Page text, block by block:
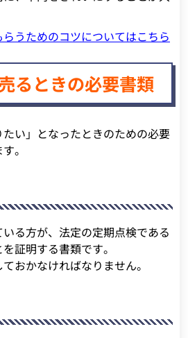
うためのコツについてはこちら
るときの必要書類
たい」となったときのための必要
。
る方が、法定の定期点検である
証明する書類です。
おかなければなりません。